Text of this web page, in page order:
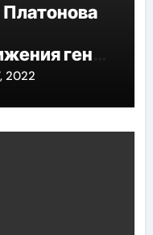
гения
2022